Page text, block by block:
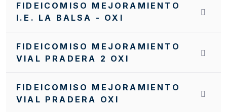
FIDEICOMISO MEJORAMIENTO
I.E. LA BALSA - OXI
FIDEICOMISO MEJORAMIENTO
VIAL PRADERA 2 OXI
FIDEICOMISO MEJORAMIENTO
VIAL PRADERA OXI